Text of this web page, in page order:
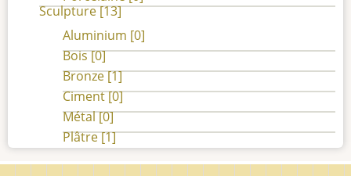
Sculpture[13]
Aluminium [0]
Bois[0]
Bronze[1]
Ciment[0]
Métal[0]
Plâtre[1]